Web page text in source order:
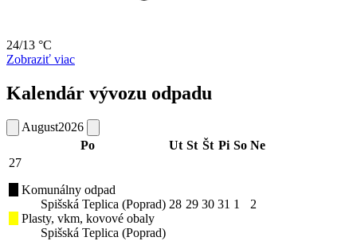
24/13 °C
Zobraziť viac
Kalendár vývozu odpadu
August2026
Po
Ut St Št Pi So Ne
27
Komunálny odpad
Spišská Teplica (Poprad)
Plasty, vkm, kovové obaly
Spišská Teplica (Poprad)
28 29 30 31 1 2